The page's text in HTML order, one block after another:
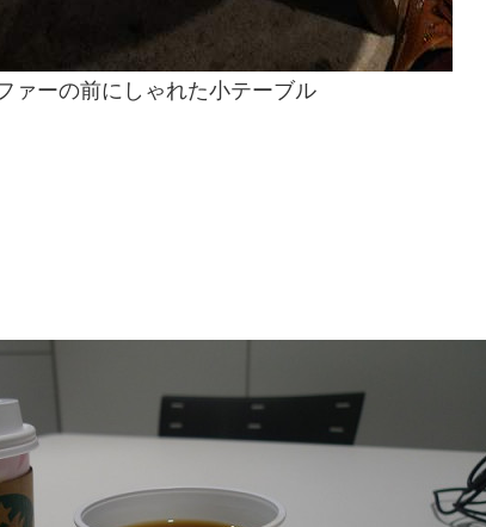
ァーの前にしゃれた小テーブル